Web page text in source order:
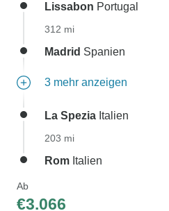
Lissabon Portugal
312 mi
Madrid Spanien
3 mehr anzeigen
La Spezia Italien
203 mi
Rom Italien
Ab
€3.066